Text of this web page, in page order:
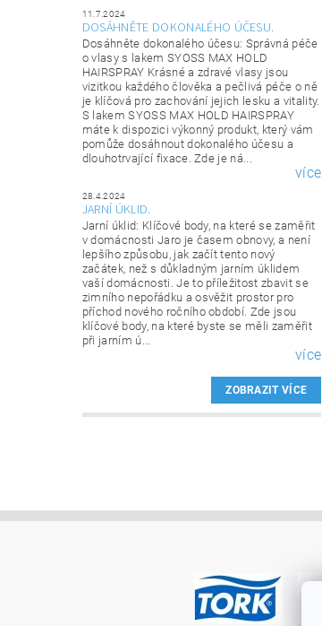
11.7.2024
DOSÁHNĚTE DOKONALÉHO ÚČESU.
Dosáhněte dokonalého účesu: Správná péče
o vlasy s lakem SYOSS MAX HOLD
HAIRSPRAY Krásné a zdravé vlasy jsou
vizitkou každého člověka a pečlivá péče o ně
je klíčová pro zachování jejich lesku a vitality.
S lakem SYOSS MAX HOLD HAIRSPRAY
máte k dispozici výkonný produkt, který vám
pomůže dosáhnout dokonalého účesu a
dlouhotrvající fixace. Zde je ná...
více
28.4.2024
JARNÍ ÚKLID.
Jarní úklid: Klíčové body, na které se zaměřit
v domácnosti Jaro je časem obnovy, a není
lepšího způsobu, jak začít tento nový
začátek, než s důkladným jarním úklidem
vaší domácnosti. Je to příležitost zbavit se
zimního nepořádku a osvěžit prostor pro
příchod nového ročního období. Zde jsou
klíčové body, na které byste se měli zaměřit
při jarním ú...
více
ZOBRAZIT VÍCE